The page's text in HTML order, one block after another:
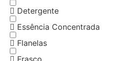
Detergente
Essência Concentrada
Flanelas
Frasco